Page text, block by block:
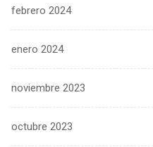
febrero 2024
enero 2024
noviembre 2023
octubre 2023